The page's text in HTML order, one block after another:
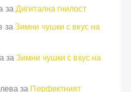
за Дигитална гнилост
за Зимни чушки с вкус на
заЗимни чушки с вкус на
за Перфектният